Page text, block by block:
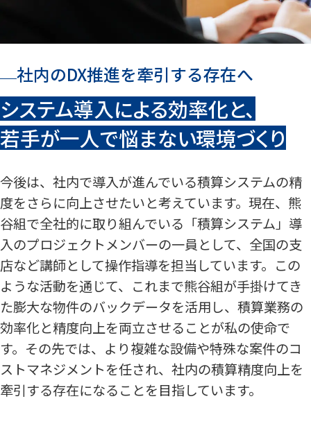
社内のDX推進を牽引する存在へ
システム導入による効率化と、
若手が一人で悩まない環境づくり
今後は、社内で導入が進んでいる積算システムの精
度をさらに向上させたいと考えています。現在、熊
谷組で全社的に取り組んでいる「積算システム」導
入のプロジェクトメンバーの一員として、全国の支
店など講師として操作指導を担当しています。この
ような活動を通じて、これまで熊谷組が手掛けてき
た膨大な物件のバックデータを活用し、積算業務の
効率化と精度向上を両立させることが私の使命で
す。その先では、より複雑な設備や特殊な案件のコ
ストマネジメントを任され、社内の積算精度向上を
牽引する存在になることを目指しています。